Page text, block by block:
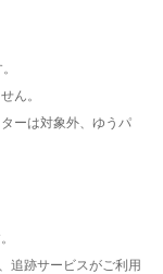
ん。
ーは対象外、ゆうパ
追跡サービスがご利用